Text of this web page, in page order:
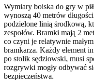
Wymiary boiska do gry w
wynoszą 40 metrów
podzielone linią środkową,
zespołów. Bramki mają 2
co czyni je relatywnie
bramkarza. Każdy element
po stolik sędziowski, musi
rozgrywki mogły odbywać
bezpieczeństwa.